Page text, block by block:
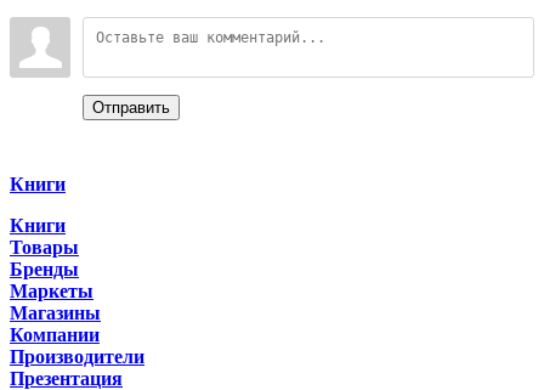
Отправить
Книги
Книги
Товары
Бренды
Маркеты
Магазины
Компании
Производители
Презентация